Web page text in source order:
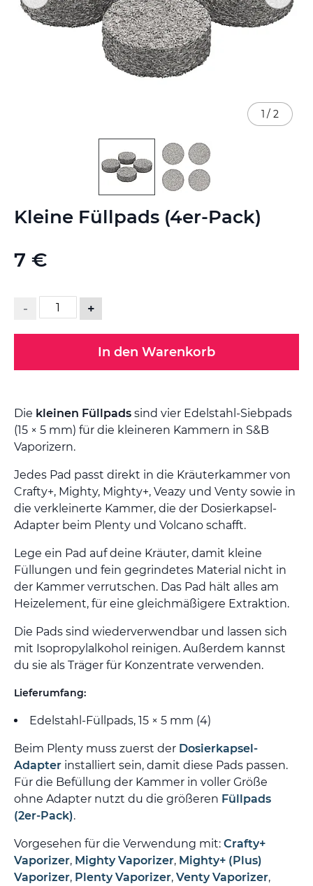
Kleine Füllpads (4er-Pack)
7 €
- +
In den Warenkorb
Die kleinen Füllpads sind vier Edelstahl-Siebpads
(15 × 5 mm) für die kleineren Kammern in S&B
Vaporizern.
Jedes Pad passt direkt in die Kräuterkammer von
Crafty+, Mighty, Mighty+, Veazy und Venty sowie in
die verkleinerte Kammer, die der Dosierkapsel-
Adapter beim Plenty und Volcano schafft.
Lege ein Pad auf deine Kräuter, damit kleine
Füllungen und fein gegrindetes Material nicht in
der Kammer verrutschen. Das Pad hält alles am
Heizelement, für eine gleichmäßigere Extraktion.
Die Pads sind wiederverwendbar und lassen sich
mit Isopropylalkohol reinigen. Außerdem kannst
du sie als Träger für Konzentrate verwenden.
Lieferumfang:
Edelstahl-Füllpads, 15 × 5 mm (4)
Beim Plenty muss zuerst der Dosierkapsel-
Adapter installiert sein, damit diese Pads passen.
Für die Befüllung der Kammer in voller Größe
ohne Adapter nutzt du die größeren Füllpads
(2er-Pack).
Vorgesehen für die Verwendung mit: Crafty+
Vaporizer, Mighty Vaporizer, Mighty+ (Plus)
Vaporizer, Plenty Vaporizer, Venty Vaporizer,
1 / 2
Anfang
springen